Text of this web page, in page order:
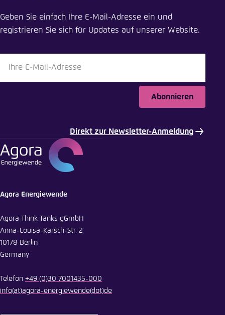
LinkedIn
Bluesky
In die Zwischenablage kopieren
Geben Sie einfach Ihre E-Mail-Adresse ein und
registrieren Sie sich für Updates auf unserer Website.
Abonnieren
Direkt zur Newsletter-Anmeldung
Agora Energiewende
Agora Think Tanks gGmbH
Anna-Louisa-Karsch-Str. 2
10178 Berlin
Germany
Telefon +49 (0)30 7001435-000
info(at)agora-energiewende(dot)de